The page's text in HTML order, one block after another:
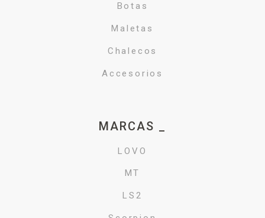
Botas
Maletas
Chalecos
Accesorios
MARCAS _
LOVO
MT
LS2